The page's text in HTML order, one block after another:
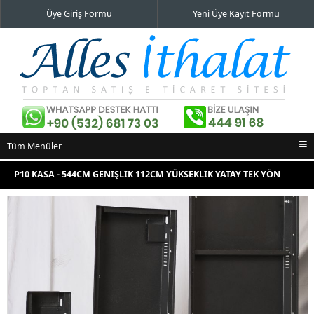
Üye Giriş Formu Yeni Üye Kayıt Formu
Tüm Menüler
Ana Sayfa
İndirimli Ürünler
Alışveriş Sepeti
P10 KASA - 544CM GENIŞLIK 112CM YÜKSEKLIK YATAY TEK YÖN